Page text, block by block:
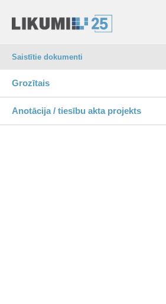
Saistītie dokumenti
Grozītais
Anotācija / tiesību akta projekts